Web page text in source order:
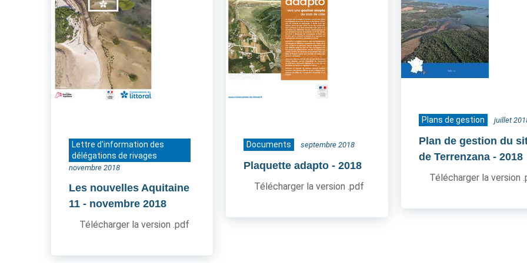
Lettre d'information des
délégations de rivages
novembre 2018
Les nouvelles Aquitaine
11 - novembre 2018
Télécharger la version .pdf
Documents septembre 2018
Plaquette adapto - 2018
Télécharger la version .pdf
Plans de gestion juillet
Plan de gestion du
de Terrenzana - 2018
Télécharger la version